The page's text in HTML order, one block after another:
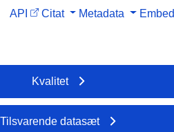
API Citat Metadata Embed
Kvalitet
Tilsvarende datasæt